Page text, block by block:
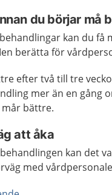
du börjar må
kan du få
berätta för
efter två till tre
mer än en gång
bättre.
att åka
kan det
med